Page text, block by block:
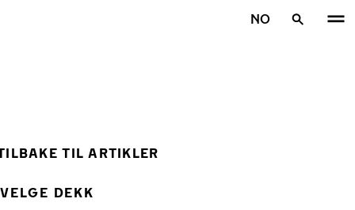
NO
TIL ARTIKLER
VELGE DEKK